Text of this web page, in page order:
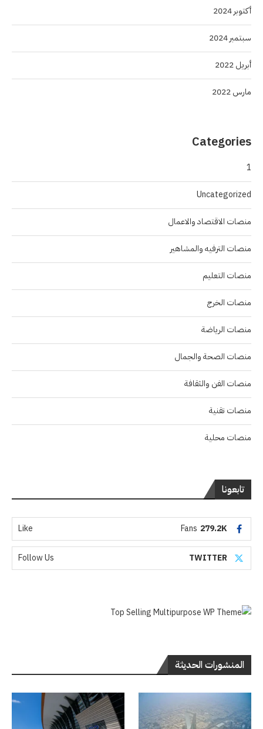
أكتوبر 2024
سبتمبر 2024
أبريل 2022
مارس 2022
Categories
1
Uncategorized
منصات الاقتصاد والاعمال
منصات الترفيه والمشاهير
منصات التعليم
منصات الخرج
منصات الرياضة
منصات الصحة والجمال
منصات الفن والثقافة
منصات تقنية
منصات محلية
تابعونا
279.2K
Fans
Like
TWITTER
Follow Us
المنشورات الحديثة